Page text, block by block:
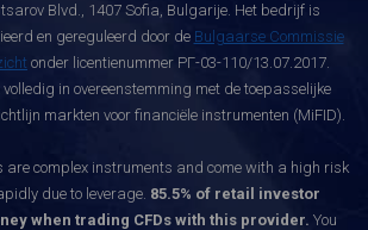
Blvd., 1407 Sofia, Bulgarije. Het bedrijf is
en gereguleerd door de Bulgaarse Commissie
onder licentienummer РГ-03-110/13.07.2017.
in overeenstemming met de toepasselijke
markten voor financiële instrumenten (MiFID).
are complex instruments and come with a high risk
due to leverage. 85.5% of retail investor
when trading CFDs with this provider. You